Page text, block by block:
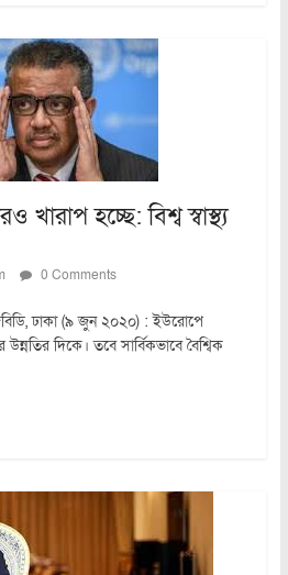
খারাপ হচ্ছে: বিশ্ব স্বাস্থ্য
0 Comments
ঢাকা (৯ জুন ২০২০) : ইউরোপে
দিকে। তবে সার্বিকভাবে বৈশ্বিক